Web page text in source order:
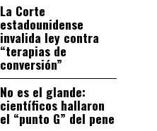
La Corte
estadounidense
invalida ley contra
“terapias de
conversión”
No es el glande:
científicos hallaron
el “punto G” del pene